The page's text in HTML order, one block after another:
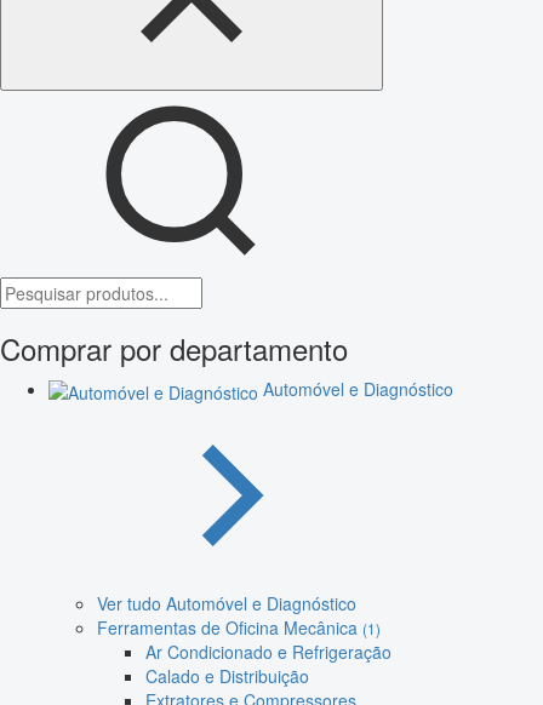
Comprar por departamento
Automóvel e Diagnóstico
Ver tudo Automóvel e Diagnóstico
Ferramentas de Oficina Mecânica (1)
Ar Condicionado e Refrigeração
Calado e Distribuição
Extratores e Compressores